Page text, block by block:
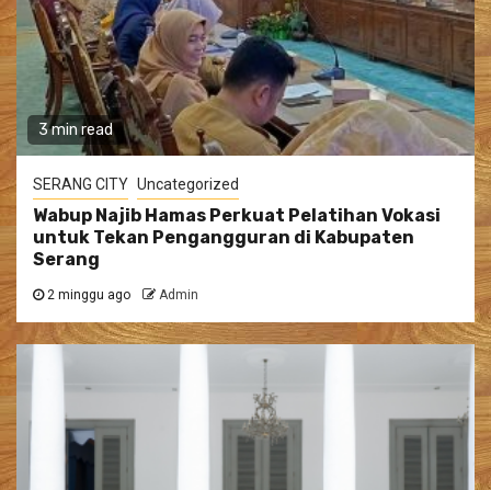
3 min read
SERANG CITY Uncategorized
Wabup Najib Hamas Perkuat Pelatihan Vokasi
untuk Tekan Pengangguran di Kabupaten
Serang
2 minggu ago Admin